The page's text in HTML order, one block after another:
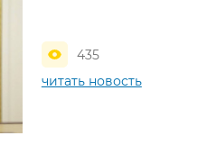
435
читать новость